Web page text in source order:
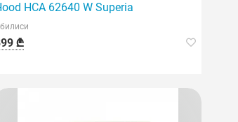
для
HCA 62640 W Superia
₾